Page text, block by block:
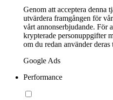
Genom att acceptera denna
utvärdera framgången för
vårt annonserbjudande. För
krypterade personuppgifter
om du redan använder deras
Google Ads
Performance